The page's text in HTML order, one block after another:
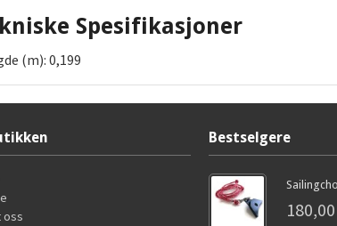
Spesifikasjoner
(m): 0,199
oss
Bestselgere
180,00